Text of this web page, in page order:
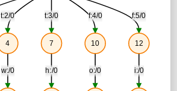
t:2/0 t:3/0 f:4/0 f:5/0
w:/0 h:/0 o:/0 i:/0
4 7 10 12